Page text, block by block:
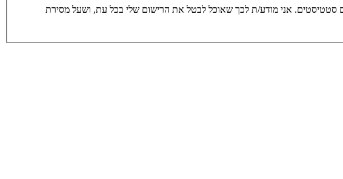
אני מאשר/ת את מסירת הפרטים מרצוני החופשי והשימוש בהם כדי ליצור איתי קשר, לרבות באמצעות דיוור ישיר, וכן לצרכים סטטיסטים. אני מודע/ת לכך שאוכל לבטל את הרישום שלי בכל עת, ושעל מסירת